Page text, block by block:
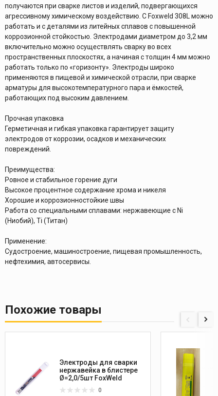
получаются при сварке листов и изделий, подвергающихся
агрессивному химическому воздействию. С Foxweld 308L можно
работать и с деталями из литейных сплавов с повышенной
коррозионной стойкостью. Электродами диаметром до 3,2 мм
включительно можно осуществлять сварку во всех
пространственных плоскостях, а начиная с толщин 4 мм можно
работать только по «горизонту». Электроды широко
применяются в пищевой и химической отрасли, при сварке
арматуры для высокотемпературного пара и ёмкостей,
работающих под высоким давлением.
Прочная упаковка
Герметичная и гибкая упаковка гарантирует защиту
электродов от коррозии, осадков и механических
повреждений.
Преимущества:
Ровное и стабильное горение дуги
Высокое процентное содержание хрома и никеля
Хорошие и коррозионностойкие швы
Работа со специальными сплавами: нержавеющие с Ni
(Ниобий), Ti (Титан)
Применение:
Судостроение, машиностроение, пищевая промышленность,
нефтехимия, автосервисы.
Похожие товары
Электроды для сварки
нержавейка в блистере
Ø=2,0/5шт FoxWeld
0